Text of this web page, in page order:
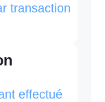
transaction
effectué